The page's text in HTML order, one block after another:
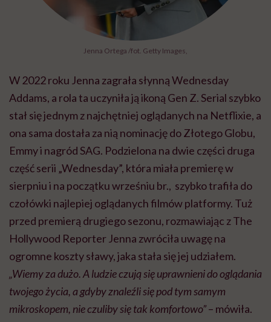
Jenna Ortega /fot. Getty Images,
W 2022 roku Jenna zagrała słynną Wednesday
Addams, a rola ta uczyniła ją ikoną Gen Z. Serial szybko
stał się jednym z najchętniej oglądanych na Netflixie, a
ona sama dostała za nią nominację do Złotego Globu,
Emmy i nagród SAG. Podzielona na dwie części druga
część serii „Wednesday”, która miała premierę w
sierpniu i na początku wrześniu br., szybko trafiła do
czołówki najlepiej oglądanych filmów platformy. Tuż
przed premierą drugiego sezonu, rozmawiając z The
Hollywood Reporter Jenna zwróciła uwagę na
ogromne koszty sławy, jaka stała się jej udziałem.
„Wiemy za dużo. A ludzie czują się uprawnieni do oglądania
twojego życia, a gdyby znaleźli się pod tym samym
mikroskopem, nie czuliby się tak komfortowo”– mówiła.